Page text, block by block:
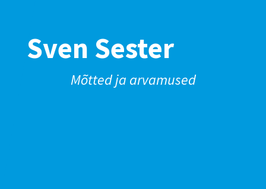
Sven Sester
Mõtted ja arvamused